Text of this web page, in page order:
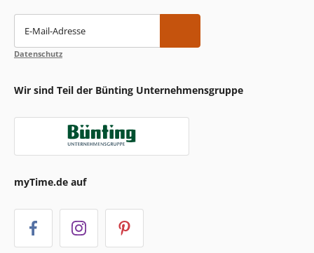
E-Mail-Adresse
Datenschutz
Wir sind Teil der Bünting Unternehmensgruppe
myTime.de auf